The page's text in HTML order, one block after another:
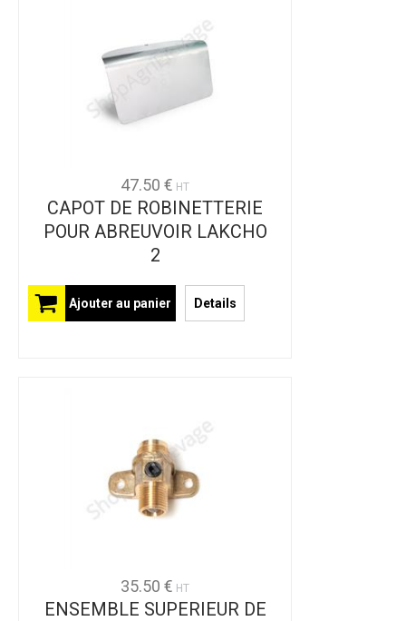
47.50 € HT
CAPOT DE ROBINETTERIE
POUR ABREUVOIR LAKCHO
2
Ajouter au panier Details
35.50 € HT
ENSEMBLE SUPERIEUR DE